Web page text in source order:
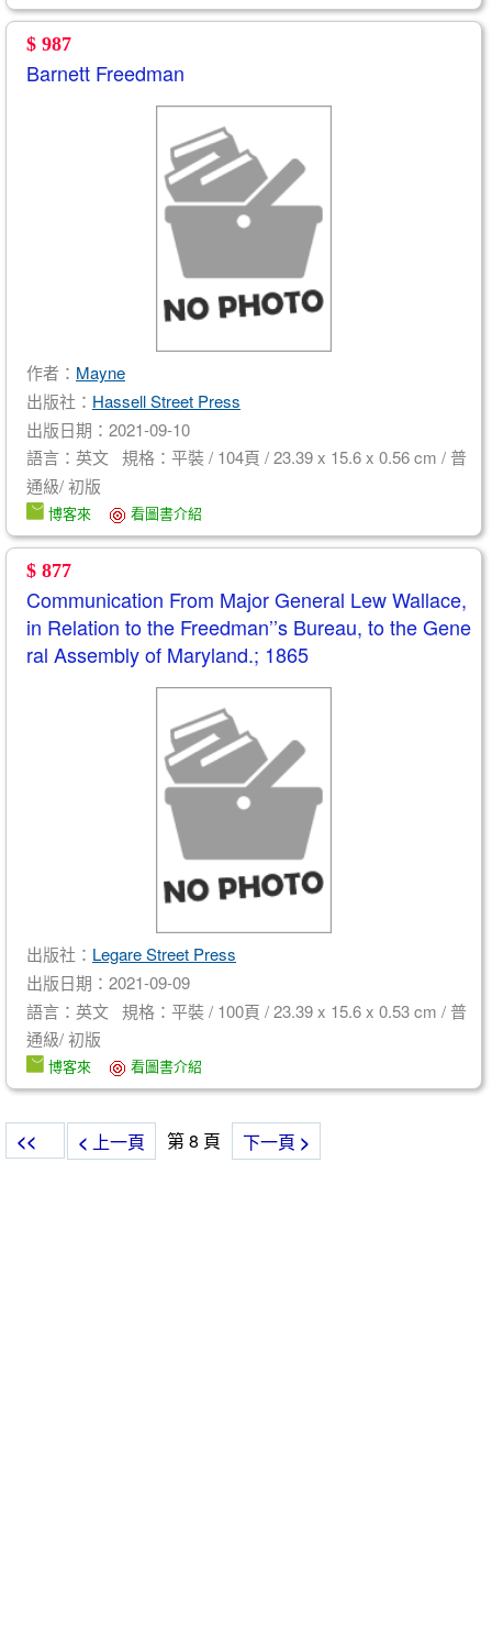
$ 987
Barnett Freedman
作者： Mayne
出版社： Hassell Street Press
出版日期：2021-09-10
語言：英文 規格：平裝 / 104頁 / 23.39 x 15.6 x 0.56 cm / 普
通級/ 初版
博客來 看圖書介紹
$ 877
Communication From Major General Lew Wallace,
in Relation to the Freedman’’s Bureau, to the Gene
ral Assembly of Maryland.; 1865
出版社： Legare Street Press
出版日期：2021-09-09
語言：英文 規格：平裝 / 100頁 / 23.39 x 15.6 x 0.53 cm / 普
通級/ 初版
博客來 看圖書介紹
<< < 上一頁 第 8 頁 下一頁 >